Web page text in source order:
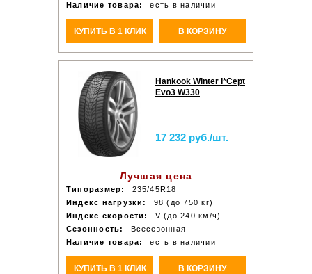
Наличие товара:
есть в наличии
КУПИТЬ В 1 КЛИК В КОРЗИНУ
Hankook Winter I*Cept
Evo3 W330
17 232 руб./шт.
Лучшая цена
Типоразмер:
235/45R18
Индекс нагрузки:
98 (до 750 кг)
Индекс скорости:
V (до 240 км/ч)
Сезонность:
Всесезонная
Наличие товара:
есть в наличии
КУПИТЬ В 1 КЛИК В КОРЗИНУ